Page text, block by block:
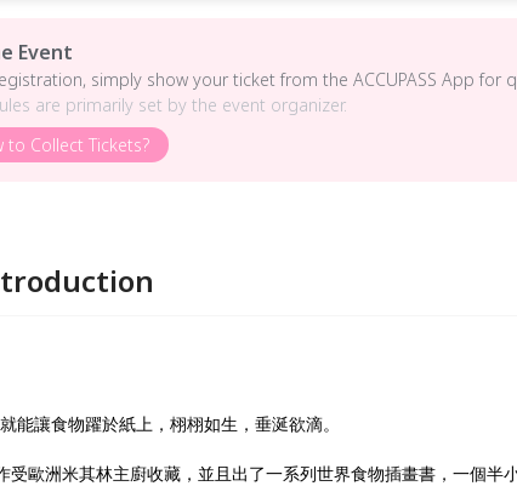
Event
simply show your ticket from the ACCUPASS App for
are primarily set by the event organizer.
to Collect Tickets?
能讓食物躍於紙上，栩栩如生，垂涎欲滴。
受歐洲米其林主廚收藏，並且出了一系列世界食物插畫書，一個半